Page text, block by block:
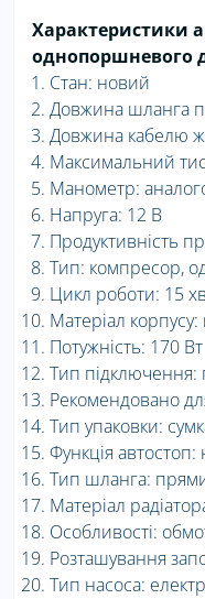
Характеристики
однопоршневого
Стан: новий
Довжина шланга
Довжина кабелю
Максимальний
Манометр:
Напруга: 12 В
Продуктивність
Тип: компресор,
Цикл роботи: 15
Матеріал корпусу:
Потужність: 170 Вт
Тип
Рекомендовано
Тип упаковки:
Функція автостоп:
Тип шланга:
Матеріал
Особливості:
Розташування
Тип насоса: